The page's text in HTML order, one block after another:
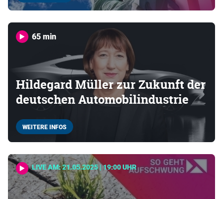
65 min
Hildegard Müller zur Zukunft der
deutschen Automobilindustrie
WEITERE INFOS
LIVE AM: 21.05.2025 | 19:00 UHR